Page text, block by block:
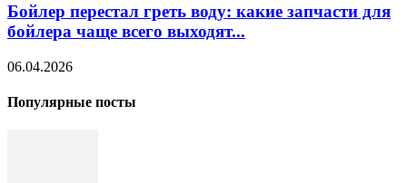
Бойлер перестал греть воду: какие запчасти для
бойлера чаще всего выходят...
06.04.2026
Популярные посты